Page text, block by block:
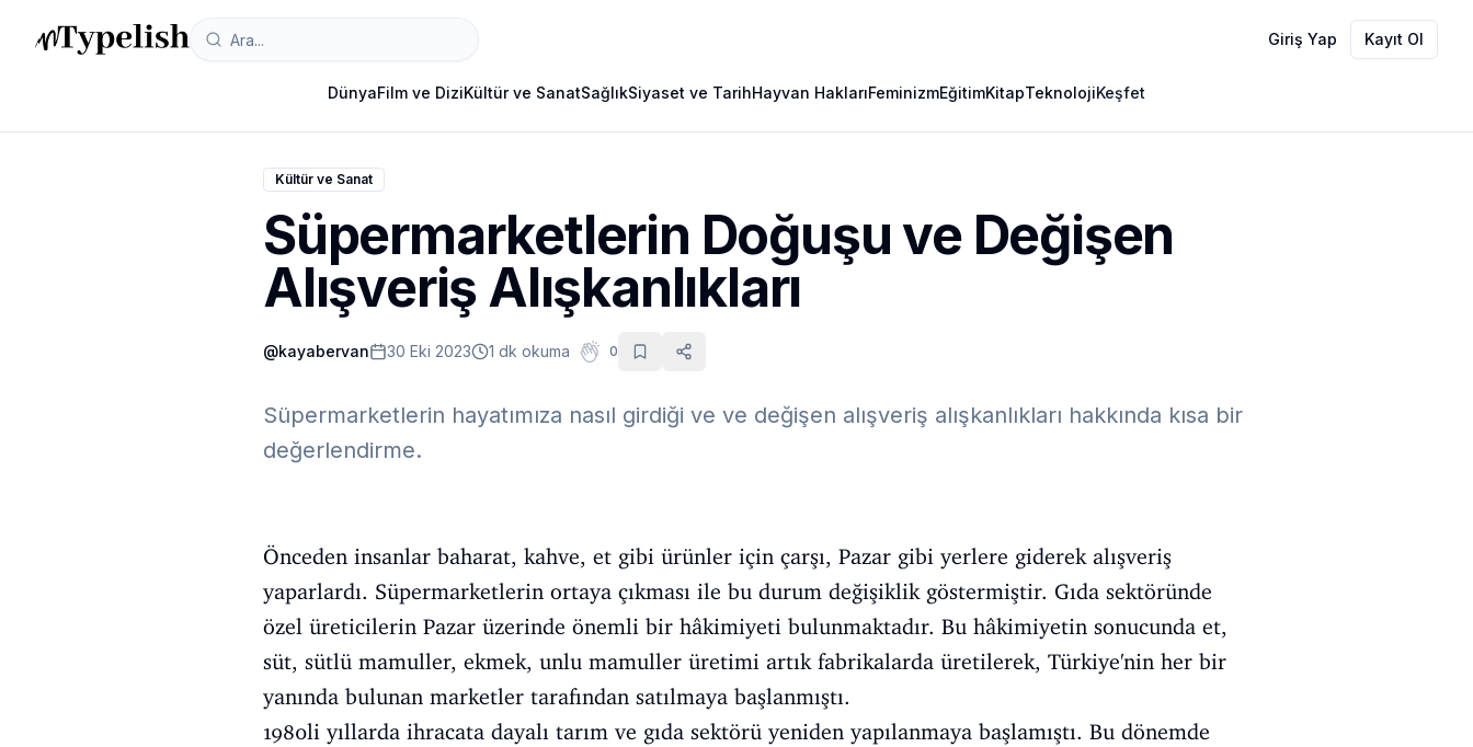
Giriş Yap Kayıt Ol
DünyaFilm ve DiziKültür ve SanatSağlıkSiyaset ve TarihHayvan HaklarıFeminizmEğitimKitapTeknolojiKeşfet
Kültür ve Sanat
Süpermarketlerin Doğuşu ve Değişen
Alışveriş Alışkanlıkları
@kayabervan 30 Eki 2023 1 dk okuma 0
Süpermarketlerin hayatımıza nasıl girdiği ve ve değişen alışveriş alışkanlıkları hakkında kısa bir
değerlendirme.
Önceden insanlar baharat, kahve, et gibi ürünler için çarşı, Pazar gibi yerlere giderek alışveriş
yaparlardı. Süpermarketlerin ortaya çıkması ile bu durum değişiklik göstermiştir. Gıda sektöründe
özel üreticilerin Pazar üzerinde önemli bir hâkimiyeti bulunmaktadır. Bu hâkimiyetin sonucunda et,
süt, sütlü mamuller, ekmek, unlu mamuller üretimi artık fabrikalarda üretilerek, Türkiye'nin her bir
yanında bulunan marketler tarafından satılmaya başlanmıştı.
1980li yıllarda ihracata dayalı tarım ve gıda sektörü yeniden yapılanmaya başlamıştı. Bu dönemde